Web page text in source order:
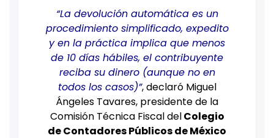
“La devolución automática es un
procedimiento simplificado, expedito
y en la práctica implica que menos
de 10 días hábiles, el contribuyente
reciba su dinero (aunque no en
todos los casos)”, declaró Miguel
Ángeles Tavares, presidente de la
Comisión Técnica Fiscal delColegio
de Contadores Públicos de México